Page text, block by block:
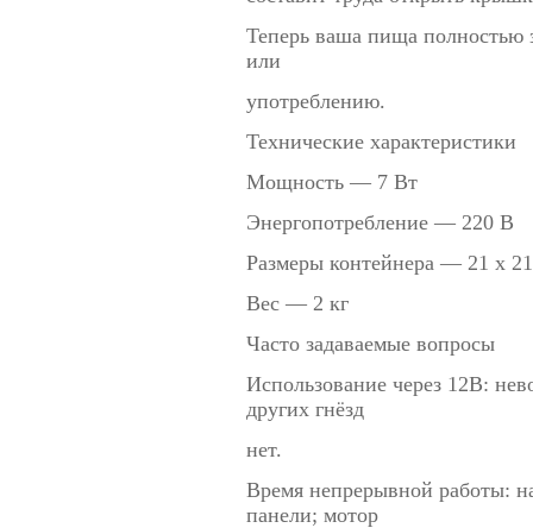
Теперь ваша пища полностью
или
употреблению.
Технические характеристики
Мощность — 7 Вт
Энергопотребление — 220 В
Размеры контейнера — 21 x
Вес — 2 кг
Часто задаваемые вопросы
Использование через 12В:
других гнёзд
нет.
Время непрерывной работы:
панели; мотор